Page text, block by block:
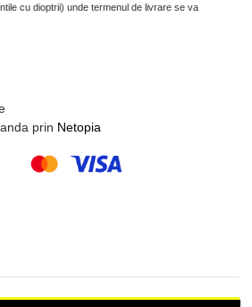
cu dioptrii) unde termenul de livrare se va
prin Netopia